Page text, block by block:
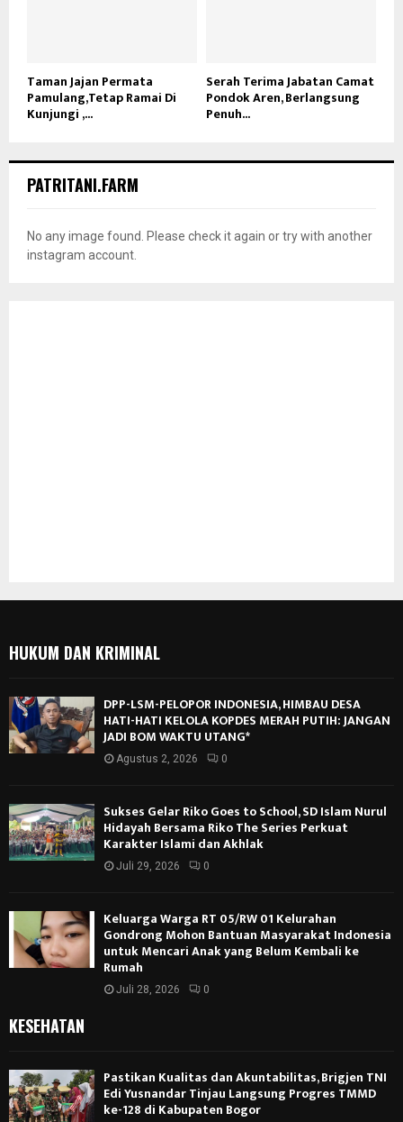
Taman Jajan Permata
Pamulang,Tetap Ramai Di
Kunjungi ,...
Serah Terima Jabatan Camat
Pondok Aren, Berlangsung
Penuh...
PATRITANI.FARM
No any image found. Please check it again or try with another
instagram account.
HUKUM DAN KRIMINAL
DPP-LSM-PELOPOR INDONESIA, HIMBAU DESA
HATI-HATI KELOLA KOPDES MERAH PUTIH: JANGAN
JADI BOM WAKTU UTANG*
Agustus 2, 2026 0
Sukses Gelar Riko Goes to School, SD Islam Nurul
Hidayah Bersama Riko The Series Perkuat
Karakter Islami dan Akhlak
Juli 29, 2026 0
Keluarga Warga RT 05/RW 01 Kelurahan
Gondrong Mohon Bantuan Masyarakat Indonesia
untuk Mencari Anak yang Belum Kembali ke
Rumah
Juli 28, 2026 0
KESEHATAN
Pastikan Kualitas dan Akuntabilitas, Brigjen TNI
Edi Yusnandar Tinjau Langsung Progres TMMD
ke-128 di Kabupaten Bogor